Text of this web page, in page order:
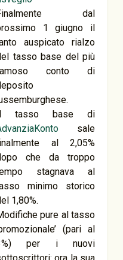
dal
1 giugno il
auspicato rialzo
tasso base del più
conto di
tasso base di
sale
al 2,05%
che da troppo
stagnava al
minimo storico
1,80%.
pure al tasso
(pari al
per i nuovi